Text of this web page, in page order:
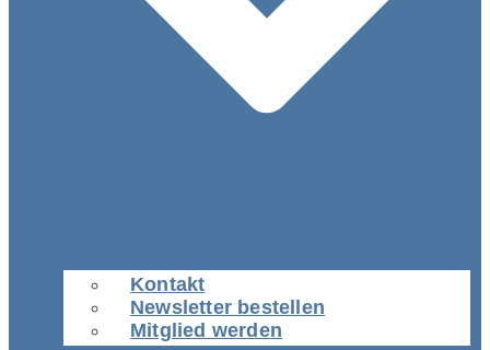
Kontakt
Newsletter bestellen
Mitglied werden